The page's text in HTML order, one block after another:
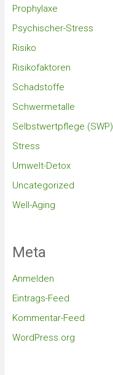
Prophylaxe
Psychischer-Stress
Risiko
Risikofaktoren
Schadstoffe
Schwermetalle
Selbstwertpflege (SWP)
Stress
Umwelt-Detox
Uncategorized
Well-Aging
Meta
Anmelden
Eintrags-Feed
Kommentar-Feed
WordPress.org